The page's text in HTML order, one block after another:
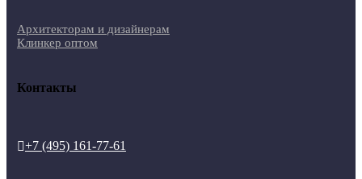
Архитекторам и дизайнерам
Клинкер оптом
Контакты
+7 (495) 161-77-61